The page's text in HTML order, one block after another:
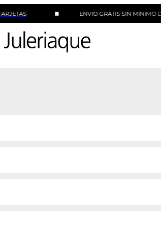
ENVIO GRATIS SIN MINIMO DE